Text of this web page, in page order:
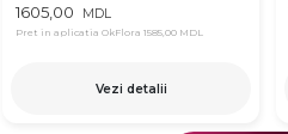
1605,00 MDL
Pret in aplicatia OkFlora 1585,00 MDL
Vezi detalii